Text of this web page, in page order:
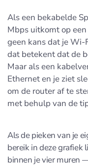
Als een bekabelde
Mbps uitkomt op
geen kans dat je
dat betekent dat de
Maar als een
Ethernet en je ziet
om de router af te
met behulp van de
Als de pieken van je
bereik in deze grafiek
binnen je vier muren